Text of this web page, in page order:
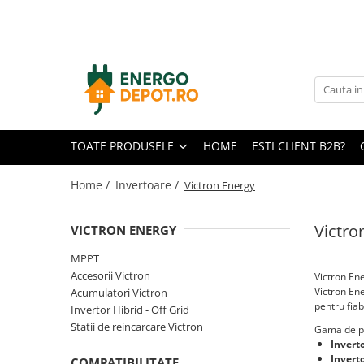
Panouri fotovoltaice
Canadian Solar
Optimizatoare panouri
Microinvertoare
Accesorii Fronius
Invertoare Hibride Fronius
TOATE PRODUSELE HOME ESTI CLIENT B2B?
Home / Invertoare / Victron Energy
Victron
Victron
pentru
Gama de
VICTRON ENERGY
MPPT
Accesorii Victron
Acumulatori Victron
Invertor Hibrid - Off Grid
Statii de reincarcare Victron